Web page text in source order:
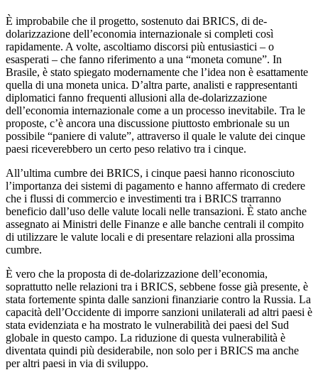
È improbabile che il progetto, sostenuto dai BRICS, di de-
dolarizzazione dell’economia internazionale si completi così
rapidamente. A volte, ascoltiamo discorsi più entusiastici – o
esasperati – che fanno riferimento a una “moneta comune”. In
Brasile, è stato spiegato modernamente che l’idea non è esattamente
quella di una moneta unica. D’altra parte, analisti e rappresentanti
diplomatici fanno frequenti allusioni alla de-dolarizzazione
dell’economia internazionale come a un processo inevitabile. Tra le
proposte, c’è ancora una discussione piuttosto embrionale su un
possibile “paniere di valute”, attraverso il quale le valute dei cinque
paesi riceverebbero un certo peso relativo tra i cinque.
All’ultima cumbre dei BRICS, i cinque paesi hanno riconosciuto
l’importanza dei sistemi di pagamento e hanno affermato di credere
che i flussi di commercio e investimenti tra i BRICS trarranno
beneficio dall’uso delle valute locali nelle transazioni. È stato anche
assegnato ai Ministri delle Finanze e alle banche centrali il compito
di utilizzare le valute locali e di presentare relazioni alla prossima
cumbre.
È vero che la proposta di de-dolarizzazione dell’economia,
soprattutto nelle relazioni tra i BRICS, sebbene fosse già presente, è
stata fortemente spinta dalle sanzioni finanziarie contro la Russia. La
capacità dell’Occidente di imporre sanzioni unilaterali ad altri paesi è
stata evidenziata e ha mostrato le vulnerabilità dei paesi del Sud
globale in questo campo. La riduzione di questa vulnerabilità è
diventata quindi più desiderabile, non solo per i BRICS ma anche
per altri paesi in via di sviluppo.